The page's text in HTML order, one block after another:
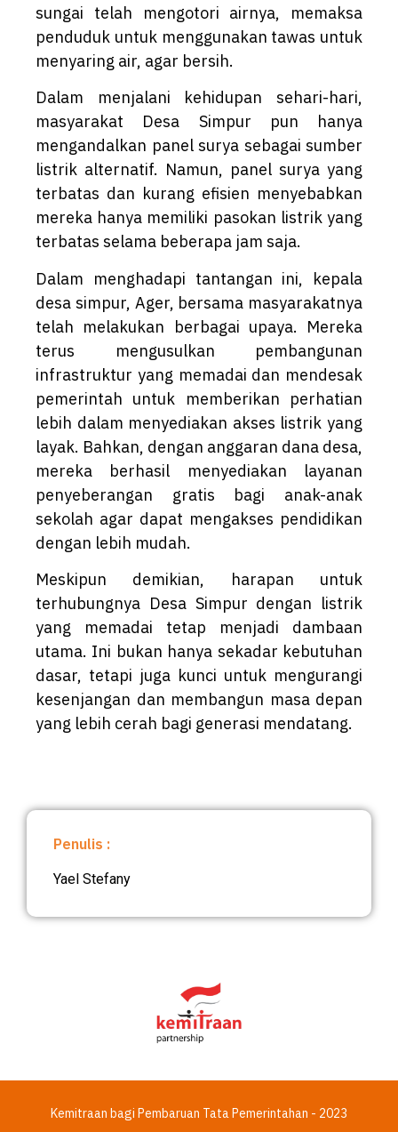
sungai telah mengotori airnya, memaksa
penduduk untuk menggunakan tawas untuk
menyaring air, agar bersih.
Dalam menjalani kehidupan sehari-hari,
masyarakat Desa Simpur pun hanya
mengandalkan panel surya sebagai sumber
listrik alternatif. Namun, panel surya yang
terbatas dan kurang efisien menyebabkan
mereka hanya memiliki pasokan listrik yang
terbatas selama beberapa jam saja.
Dalam menghadapi tantangan ini, kepala
desa simpur, Ager, bersama masyarakatnya
telah melakukan berbagai upaya. Mereka
terus mengusulkan pembangunan
infrastruktur yang memadai dan mendesak
pemerintah untuk memberikan perhatian
lebih dalam menyediakan akses listrik yang
layak. Bahkan, dengan anggaran dana desa,
mereka berhasil menyediakan layanan
penyeberangan gratis bagi anak-anak
sekolah agar dapat mengakses pendidikan
dengan lebih mudah.
Meskipun demikian, harapan untuk
terhubungnya Desa Simpur dengan listrik
yang memadai tetap menjadi dambaan
utama. Ini bukan hanya sekadar kebutuhan
dasar, tetapi juga kunci untuk mengurangi
kesenjangan dan membangun masa depan
yang lebih cerah bagi generasi mendatang.
Penulis :
Yael Stefany
Kemitraan bagi Pembaruan Tata Pemerintahan - 2023